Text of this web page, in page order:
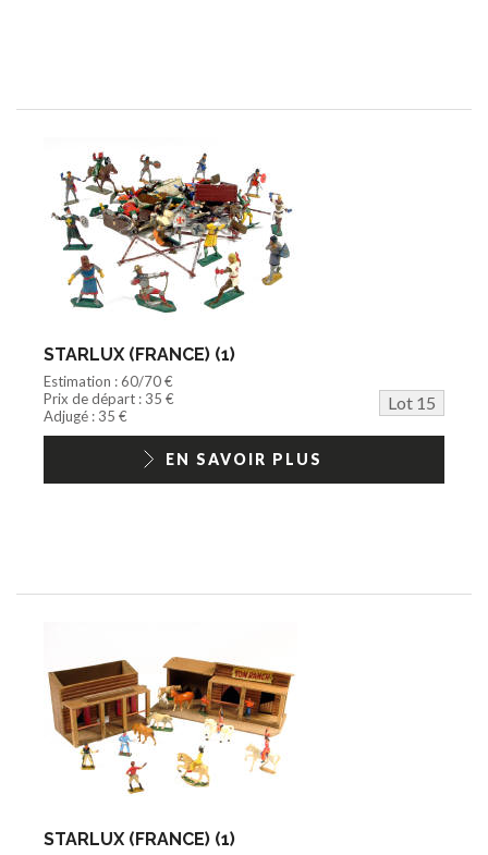
STARLUX (FRANCE) (1)
Estimation : 60/70 €
Prix de départ : 35 €
Lot 15
Adjugé : 35 €
EN SAVOIR PLUS
STARLUX (FRANCE) (1)